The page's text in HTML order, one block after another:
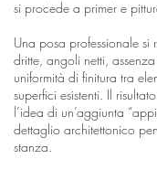
si procede a primer e
Una posa professionale si
dritte, angoli netti,
uniformità di finitura tra
superfici esistenti. Il
l’idea di un’aggiunta
dettaglio architettonico
stanza.